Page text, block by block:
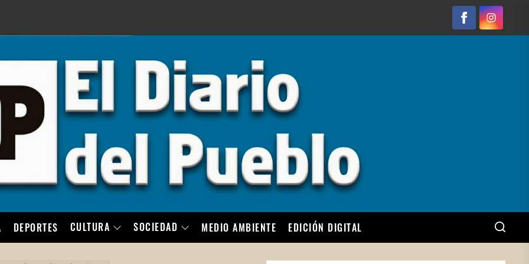
FacebookInstagram
DEPORTES CULTURA SOCIEDAD MEDIO AMBIENTE EDICIÓN DIGITAL